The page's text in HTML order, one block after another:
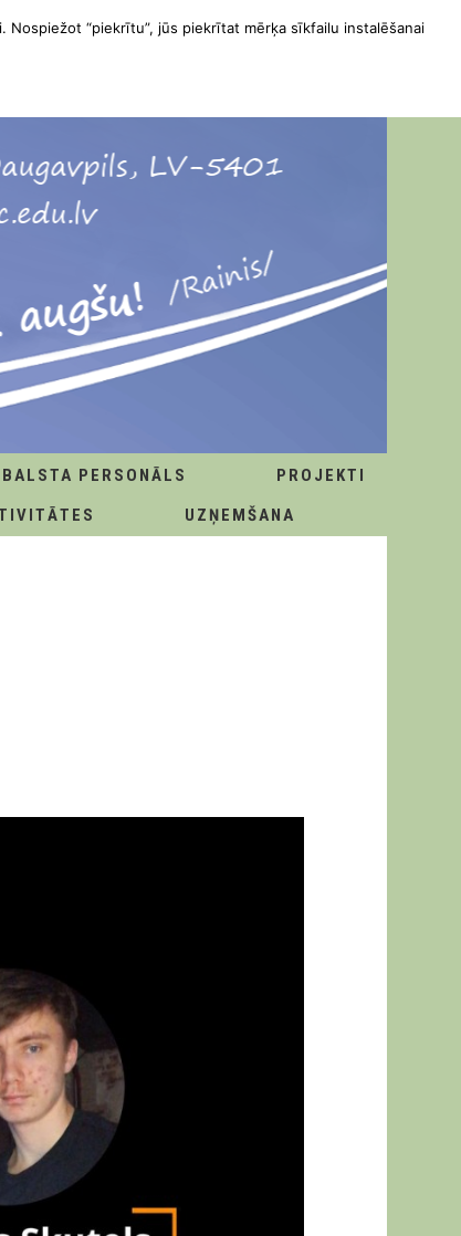
PERSONĀLS
PROJEKTI
UZŅEMŠANA
“piekrītu”, jūs piekrītat mērķa sīkfailu instalēšanai